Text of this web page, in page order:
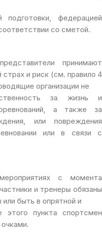
подготовки, федерацией
со сметой.
принимают
страх и риск (см. правило 4
организации не
за жизнь и
а также за
или повреждения
или в связи с
с момента
и тренеры обязаны
быть в опрятной и
пункта спортсмен